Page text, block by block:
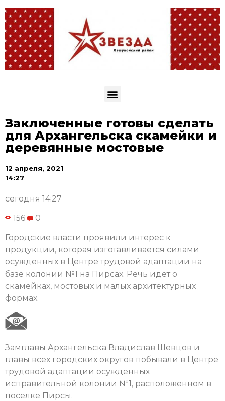
Заключенные готовы сделать
для Архангельска скамейки и
деревянные мостовые
12 апреля, 2021
14:27
сегодня 14:27
156 0
Городские власти проявили интерес к
продукции, которая изготавливается силами
осужденных в Центре трудовой адаптации на
базе колонии №1 на Пирсах. Речь идет о
скамейках, мостовых и малых архитектурных
формах.
Замглавы Архангельска Владислав Шевцов и
главы всех городских округов побывали в Центре
трудовой адаптации осужденных
исправительной колонии №1, расположенном в
поселке Пирсы.